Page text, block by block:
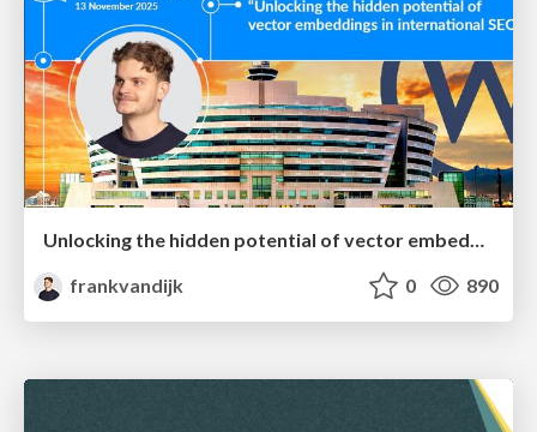
Unlocking the hidden potential of vector embeddings in international SEO
frankvandijk
0 890